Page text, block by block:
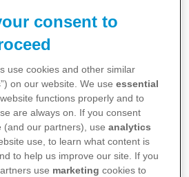
symptomer:
små, hyppige måltider og
er vigtigt at drikke nok
dit væske- og fiberindtag.
sundhedspersonale, hvis du
overvejer at tage vitamin-
consent to
use cookies and other similar
on our website. We useessential
functions properly and to
are always on. If you consent
(and our partners), useanalytics
use, to learn what content is
to help us improve our site. If you
use marketing cookies to